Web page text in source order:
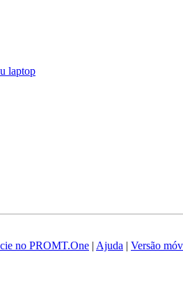
laptop
no PROMT.One | Ajuda | Versão